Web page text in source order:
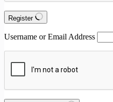
Register
Username or Email Address